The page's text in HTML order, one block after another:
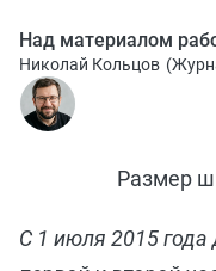
Над материалом
Николай Кольцов (
Размер
С 1 июля 2015